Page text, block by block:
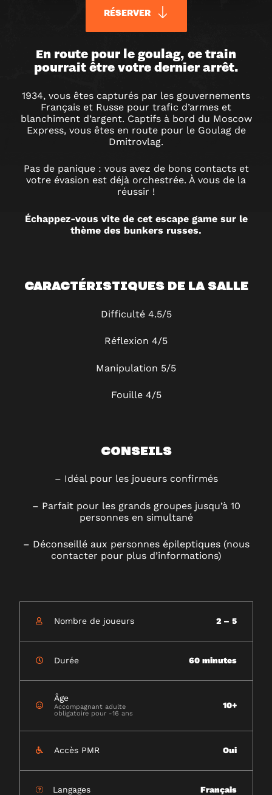
MOSCOW
EXPRESS
ESCAPE
GAME
À
METZ
En route pour le goulag, ce train
pourrait être votre dernier arrêt.
1934, vous êtes capturés par les gouvernements
Français et Russe pour trafic d’armes et
blanchiment d’argent. Captifs à bord du Moscow
Express, vous êtes en route pour le Goulag de
Dmitrovlag.
Pas de panique : vous avez de bons contacts et
votre évasion est déjà orchestrée. À vous de la
réussir !
Échappez-vous vite de cet escape game sur le
thème des bunkers russes.
CARACTÉRISTIQUES DE LA SALLE
Difficulté4.5/5
Réflexion 4/5
Manipulation 5/5
Fouille 4/5
CONSEILS
– Idéal pour les joueurs confirmés
– Parfait pour les grands groupes jusqu’à 10
personnes en simultané
– Déconseillé aux personnes épileptiques (nous
contacter pour plus d’informations)
RÉSERVER
Nombre de joueurs 2 – 5
Durée 60 minutes
Âge
Accompagnant adulte
obligatoire pour -16 ans
10+
Accès PMR Oui
Langages Français